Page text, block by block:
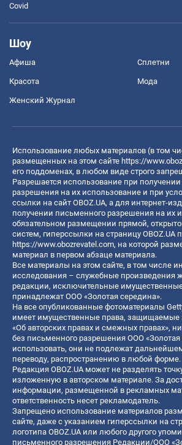
Covid
Шоу
Афиша Сплетни
Красота Мода
Женский Журнал
Использование любых материалов (в том
размещенных на этом сайте https://
его поддоменах, в любом виде строго
Разрешается использование при
разрешения на их использование и при
ссылки на сайт OBOZ.UA, а для интернет-
получении письменного разрешения на их
обязательном размещении прямой,
систем, гиперссылки на страницу OBOZ.UA
https://www.obozrevatel.com, на которой
материал в первом абзаце материала.
Все материалы на этом сайте, в том числе
исследования – служебные произведения
редакции, исключительные
принадлежат ООО «Золотая середина».
На все опубликованные фотоматериалы
имеет имущественные права, защищаемые
«Об авторских правах и смежных правах»,
без письменного разрешения ООО «Золотая
использовать, они не подлежат
переводу, распространению в любой форме.
Редакция OBOZ.UA может не разделять
изложенную в авторском материале. За
информации, размещенной в рекламных
ответственность несет рекламодатель.
Запрещено использование материалов
сайте, даже с указанием гиперссылки на
логотипа OBOZ.UA или любого другого
письменного разрешения Редакции/ООО